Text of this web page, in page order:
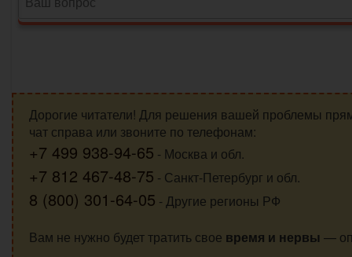
Дорогие читатели! Для решения вашей проблемы
чат справа или звоните по телефонам:
+7 499 938-94-65 - Москва и обл.
+7 812 467-48-75 - Санкт-Петербург и обл.
8 (800) 301-64-05 - Другие регионы РФ
Вам не нужно будет тратить свое время и нервы —